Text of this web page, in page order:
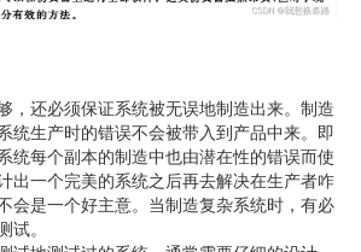
，还必须保证系统被无误地制造出来。制造
统生产时的错误不会被带入到产品中来。即
统每个副本的制造中也由潜在性的错误而使
出一个完美的系统之后再去解决在生产者咋
会是一个好主意。当制造复杂系统时，有必
试。